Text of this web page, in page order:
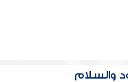
والسلام